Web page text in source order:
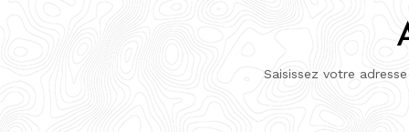
Saisissez votre